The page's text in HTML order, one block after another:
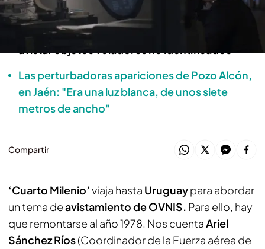
avistamientos OVNIS en Uruguay
Todo sobre las denuncias de militares ras
avistar objetos voladores no identificados
Las perturbadoras apariciones de Pozo Alcón,
en Jaén: "Era una luz blanca, de unos siete
metros de ancho"
Compartir
‘Cuarto Milenio’viaja hasta Uruguaypara abordar
un tema deavistamiento de OVNIS. Para ello, hay
que remontarse al año 1978. Nos cuentaAriel
Sánchez Ríos(Coordinador de la Fuerza aérea de